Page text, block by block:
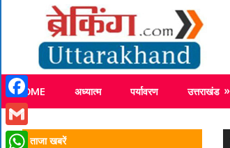
content
Breaking News Uttarakhand
HOME अध्यात्म पर्यावरण उत्तराखंड
ताजा खबरें
Facebook
Gmail